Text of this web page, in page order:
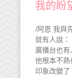
我的盼
/阿恩 我與
就有人說：
廣播台也
他根本不熟
印象改變